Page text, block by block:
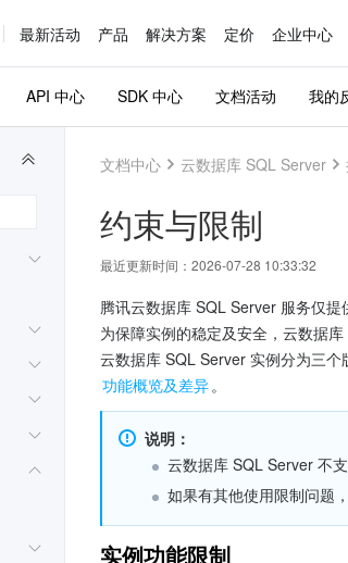
最新活动 产品 解决方案 定价 企业中心
API 中心 SDK 中心 文档活动 我的
文档中心 云数据库 SQL Server
约束与限制
最近更新时间： 2026-07-28 10:33:32
腾讯云数据库 SQL Server 服务仅
为保障实例的稳定及安全，云数据
功能概览及差异。
说明：
云数据库 SQL Server 不
如果有其他使用限制问题
实例功能限制